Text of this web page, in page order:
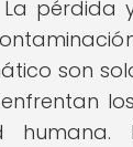
pérdida
son